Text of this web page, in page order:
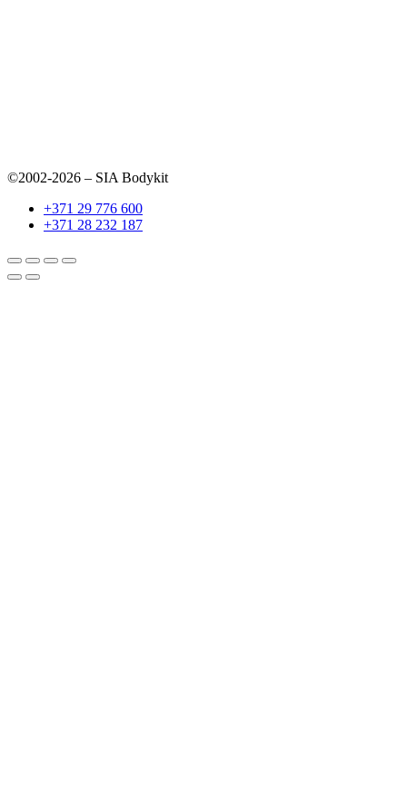
©2002-2026 – SIA Bodykit
+371 29 776 600
+371 28 232 187